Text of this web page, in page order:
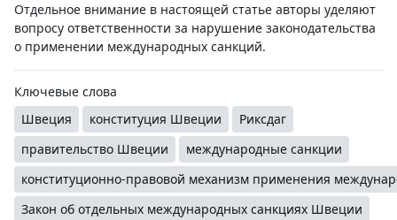
Отдельное внимание в настоящей статье авторы уделяют
вопросу ответственности за нарушение законодательства
о применении международных санкций.
Ключевые слова
Швеция
конституция Швеции
Риксдаг
правительство Швеции
международные санкции
конституционно-правовой механизм применения
Закон об отдельных международных санкциях Швеции